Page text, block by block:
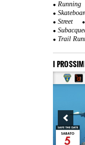
Running
Street
Trail
I